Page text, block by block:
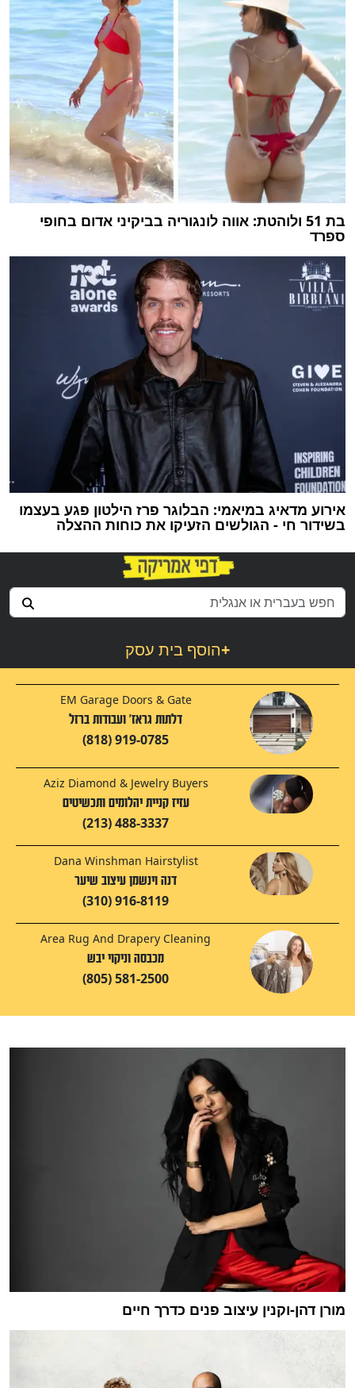
בת 51 ולוהטת: אווה לונגוריה בביקיני אדום בחופי
ספרד
אירוע מדאיג במיאמי: הבלוגר פרז הילטון פגע בעצמו
בשידור חי - הגולשים הזעיקו את כוחות ההצלה
הוסף בית עסק+
EM Garage Doors & Gate
דלתות גראז' ועבודות ברזל‬‎
(818) 919-0785
Aziz Diamond & Jewelry Buyers
עזיז קניית יהלומים ותכשיטים
(213) 488-3337
Dana Winshman Hairstylist
דנה וינשמן עיצוב שיער
(310) 916-8119
Area Rug And Drapery Cleaning
מכבסה וניקוי יבש
(805) 581-2500
מורן דהן-וקנין עיצוב פנים כדרך חיים